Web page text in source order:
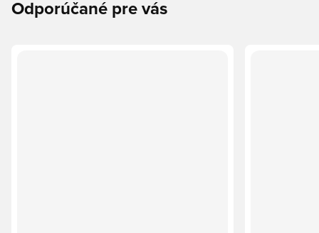
Odporúčané pre vás